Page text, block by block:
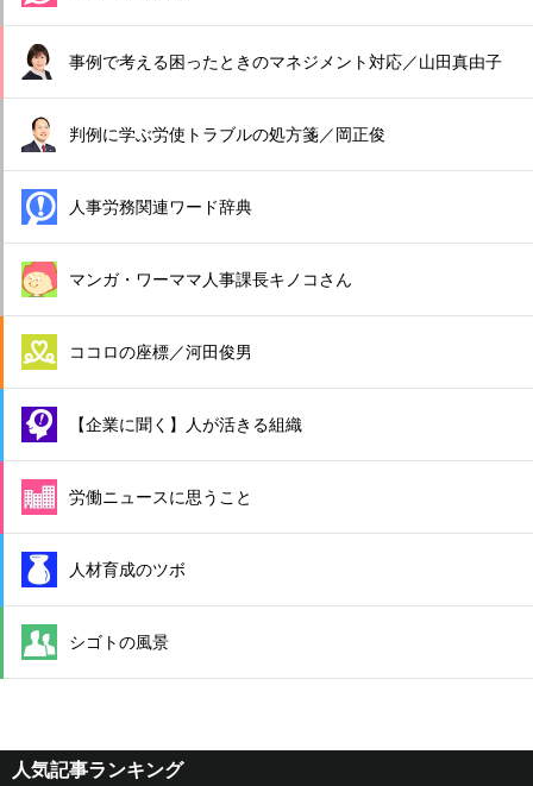
事例で考える困ったときのマネジメント対応／山田真由子
判例に学ぶ労使トラブルの処方箋／岡正俊
人事労務関連ワード辞典
マンガ・ワーママ人事課長キノコさん
ココロの座標／河田俊男
【企業に聞く】人が活きる組織
労働ニュースに思うこと
人材育成のツボ
シゴトの風景
人気記事ランキング